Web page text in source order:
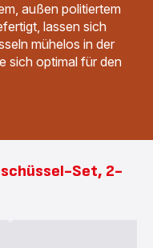
außen politiertem
lassen sich
mühelos in der
sich optimal für den
Set, 2-